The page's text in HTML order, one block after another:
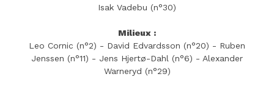
Isak Vadebu (n°30)
Milieux :
Leo Cornic (n°2) - David Edvardsson (n°20) - Ruben
Jenssen (n°11) - Jens Hjertø-Dahl (n°6) - Alexander
Warneryd (n°29)